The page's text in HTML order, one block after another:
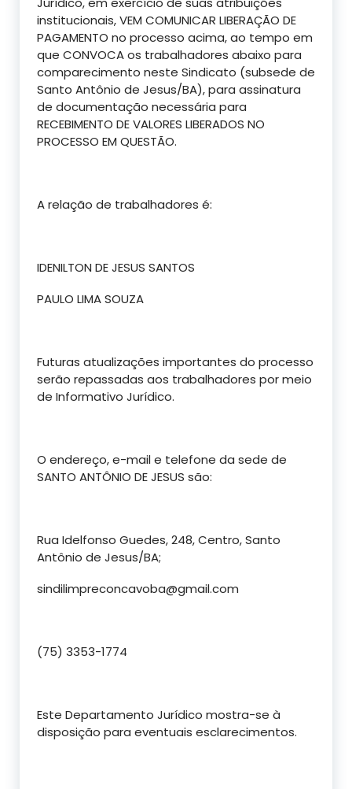
institucionais, VEM COMUNICAR LIBERAÇÃO DE
PAGAMENTO no processo acima, ao tempo em
que CONVOCA os trabalhadores abaixo para
comparecimento neste Sindicato (subsede de
Santo Antônio de Jesus/BA), para assinatura
de documentação necessária para
RECEBIMENTO DE VALORES LIBERADOS NO
PROCESSO EM QUESTÃO.
A relação de trabalhadores é:
IDENILTON DE JESUS SANTOS
PAULO LIMA SOUZA
Futuras atualizações importantes do processo
serão repassadas aos trabalhadores por meio
de Informativo Jurídico.
O endereço, e-mail e telefone da sede de
SANTO ANTÔNIO DE JESUS são:
Rua Idelfonso Guedes, 248, Centro, Santo
Antônio de Jesus/BA;
sindilimpreconcavoba@gmail.com
(75) 3353-1774
Este Departamento Jurídico mostra-se à
disposição para eventuais esclarecimentos.